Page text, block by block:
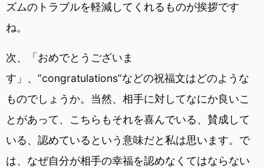
ズムのトラブルを軽減してくれるものが挨拶です
ね。
次、「おめでとうございま
す」、”congratulations”などの祝福文はどのような
ものでしょうか。当然、相手に対してなにか良いこ
とがあって、こちらもそれを喜んでいる、賛成して
いる、認めているという意味だと私は思います。で
は、なぜ自分が相手の幸福を認めなくてはならない